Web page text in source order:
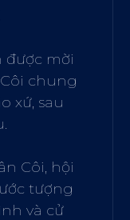
được mời
chung
xứ, sau
Côi, hội
tượng
và cử